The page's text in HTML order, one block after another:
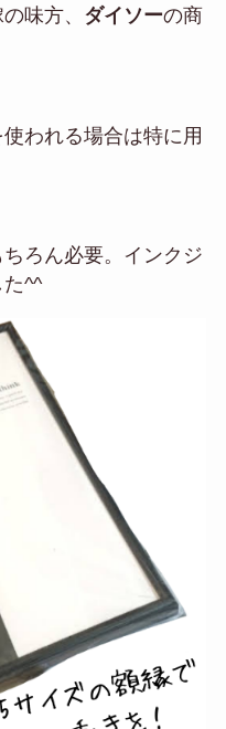
味方、 ダイソーの商
われる場合は特に用
ろん必要。インクジ
た^^